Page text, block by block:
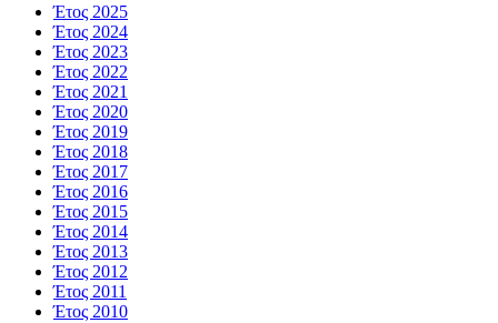
Έτος 2025
Έτος 2024
Έτος 2023
Έτος 2022
Έτος 2021
Έτος 2020
Έτος 2019
Έτος 2018
Έτος 2017
Έτος 2016
Έτος 2015
Έτος 2014
Έτος 2013
Έτος 2012
Έτος 2011
Έτος 2010